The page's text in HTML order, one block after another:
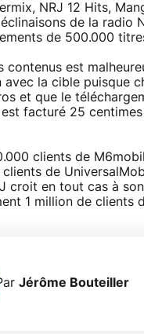
NRJ 12 Hits,
de la radio
de 500.000
contenus est
avec la cible puisque
et que le
facturé 25
clients de
de
croit en tout cas à
1 million de clients
Jérôme Bouteiller